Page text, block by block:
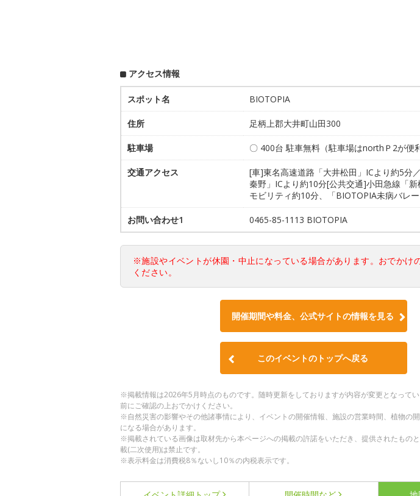
アクセス情報
スポット名 BIOTOPIA
住所 足柄上郡大井町山田300
駐車場 〇 400台 駐車無料（駐車場はnorthＰ2が便利
交通アクセス
[車]東名高速道路「大井松田」ICより約5分
秦野」ICより約10分[公共交通]小田急線「
モビリティ約10分、「BIOTOPIA未病バレ
お問い合わせ1 0465-85-1113 BIOTOPIA
※施設やイベントが休園・中止になっている場合があります。おでかけ
ください。
開催期間や料金、公式サイトの情報を見る
このイベントのトップへ戻る
※掲載情報は2026年5月時点のものです。随時更新をしておりますが内容が変更となって
前にご確認の上おでかけください。
※自然災害の影響やその他諸事情により、イベントの開催情報、施設の営業時間、植物の
になる場合があります。
※掲載されている画像は取材先から本ページへの掲載の許諾をいただき、提供されたもの
載(二次使用)は禁止です。
※表示料金は消費税8％ないし10％の内税表示です。